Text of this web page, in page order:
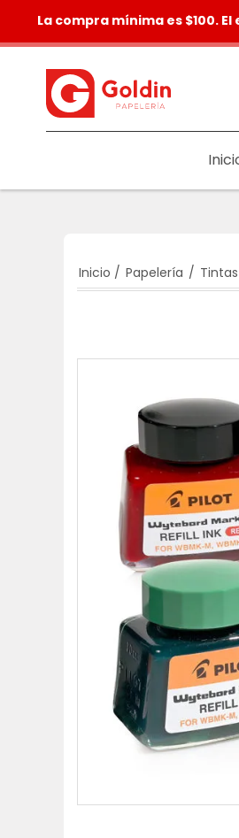
La compra mínima es $100.
Inicio / Papelería / Tintas